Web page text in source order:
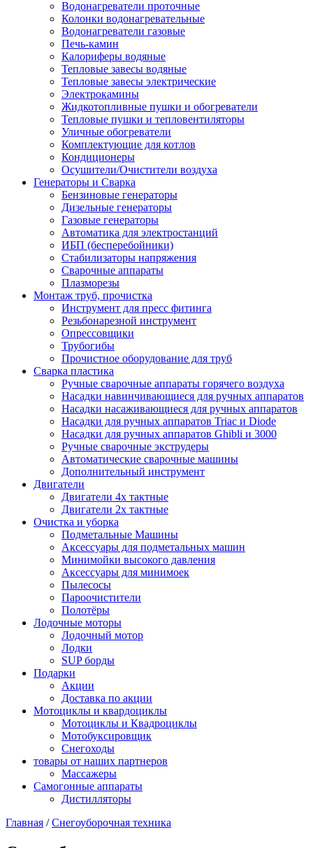
Водонагреватели проточные
Колонки водонагревательные
Водонагреватели газовые
Печь-камин
Калориферы водяные
Тепловые завесы водяные
Тепловые завесы электрические
Электрокамины
Жидкотопливные пушки и обогреватели
Тепловые пушки и тепловентиляторы
Уличные обогреватели
Комплектующие для котлов
Кондиционеры
Осушители/Очистители воздуха
Генераторы и Сварка
Бензиновые генераторы
Дизельные генераторы
Газовые генераторы
Автоматика для электростанций
ИБП (бесперебойники)
Стабилизаторы напряжения
Сварочные аппараты
Плазморезы
Монтаж труб, прочистка
Инструмент для пресс фитинга
Резьбонарезной инструмент
Опрессовщики
Трубогибы
Прочистное оборудование для труб
Сварка пластика
Ручные сварочные аппараты горячего воздуха
Насадки навинчивающиеся для ручных аппаратов
Насадки насаживающиеся для ручных аппаратов
Насадки для ручных аппаратов Triac и Diode
Насадки для ручных аппаратов Ghibli и 3000
Ручные сварочные экструдеры
Автоматические сварочные машины
Дополнительный инструмент
Двигатели
Двигатели 4х тактные
Двигатели 2х тактные
Очистка и уборка
Подметальные Машины
Аксессуары для подметальных машин
Минимойки высокого давления
Аксессуары для минимоек
Пылесосы
Пароочистители
Полотёры
Лодочные моторы
Лодочный мотор
Лодки
SUP борды
Подарки
Акции
Доставка по акции
Мотоциклы и квардоциклы
Мотоциклы и Квадроциклы
Мотобуксировщик
Снегоходы
товары от наших партнеров
Массажеры
Самогонные аппараты
Дистилляторы
Главная /Снегоуборочная техника